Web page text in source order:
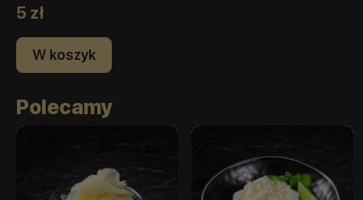
5 zł
W koszyk
Polecamy